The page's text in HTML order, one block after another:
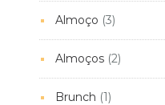
Almoço (3)
Almoços(2)
Brunch (1)